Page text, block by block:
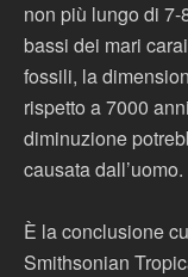
non più lungo di
bassi dei mari
fossili, la
rispetto a 7000
diminuzione
causata dall’uomo.
È la conclusione
Smithsonian